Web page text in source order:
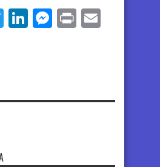
TwitterLinkedIn
Messenger
Print